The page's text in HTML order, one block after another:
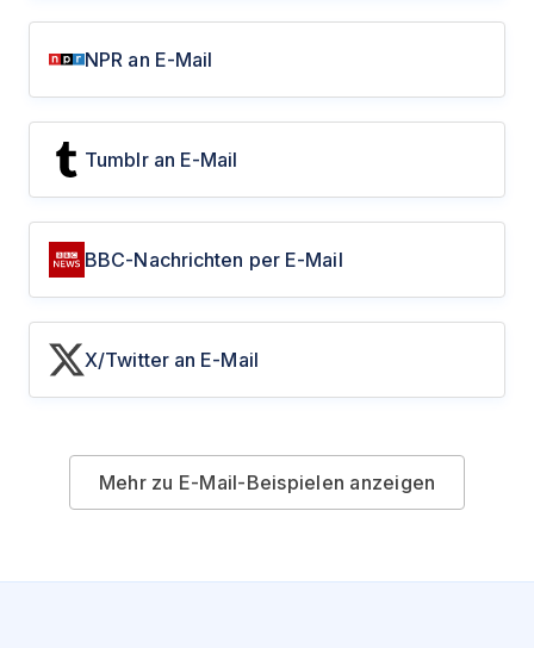
NPR an E-Mail
Tumblr an E-Mail
BBC-Nachrichten per E-Mail
X/Twitter an E-Mail
Mehr zu E-Mail-Beispielen anzeigen